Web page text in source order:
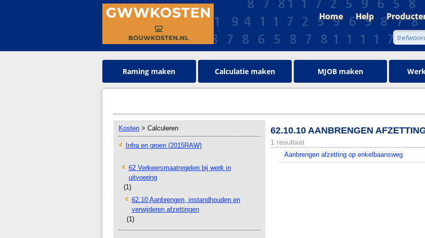
Home Help
Raming maken Calculatie maken MJOB maken
Kosten > Calculeren
Infra en groen (2015RAW)
62 Verkeersmaatregelen bij werk in
uitvoering
(1)
62.10 Aanbrengen, instandhouden en
verwijderen afzettingen
(1)
62.10.10 AANBRENGEN
1 resultaat
Aanbrengen afzetting op enkelbaansweg